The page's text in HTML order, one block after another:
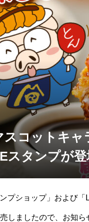
スコットキ
スタンプが
発売のお知ら
プショップ」および
しましたので、お知